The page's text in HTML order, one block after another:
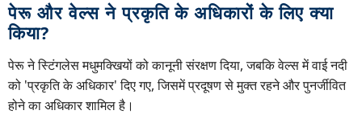
पेरू और वेल्स ने प्रकृति के अधिकारों के लिए क्या
किया?
पेरू ने स्टिंगलेस मधुमक्खियों को कानूनी संरक्षण दिया, जबकि वेल्स में वाई नदी
को 'प्रकृति के अधिकार' दिए गए, जिसमें प्रदूषण से मुक्त रहने और पुनर्जीवित
होने का अधिकार शामिल है।